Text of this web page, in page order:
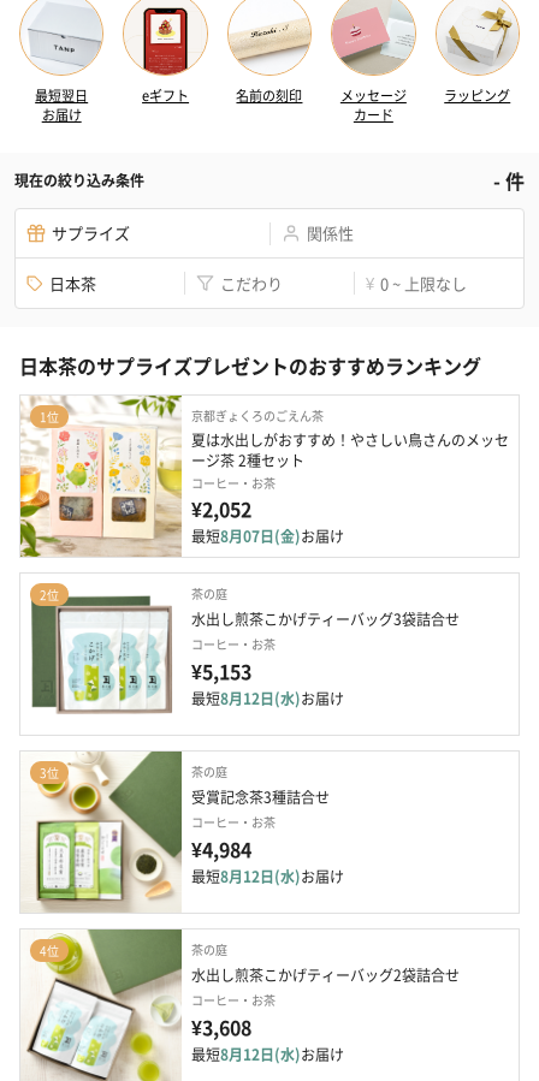
最短翌日
お届け
eギフト 名前の刻印
メッセージ
カード
ラッピング
現在の絞り込み条件 -件
サプライズ 関係性
日本茶 こだわり ¥ 0 ~ 上限なし
日本茶のサプライズプレゼントのおすすめランキング
1位 京都ぎょくろのごえん茶
夏は水出しがおすすめ！やさしい鳥さんのメッセ
ージ茶 2種セット
コーヒー・お茶
¥2,052
最短8月07日(金)お届け
2位 茶の庭
水出し煎茶こかげティーバッグ3袋詰合せ
コーヒー・お茶
¥5,153
最短8月12日(水)お届け
3位 茶の庭
受賞記念茶3種詰合せ
コーヒー・お茶
¥4,984
最短8月12日(水)お届け
4位 茶の庭
水出し煎茶こかげティーバッグ2袋詰合せ
コーヒー・お茶
¥3,608
最短8月12日(水)お届け